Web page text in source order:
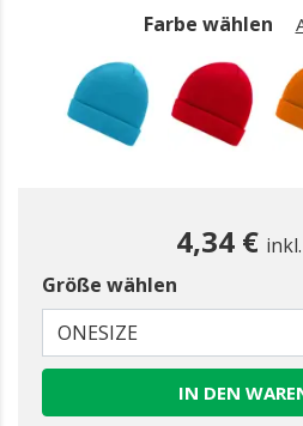
Farbe wählen
4,34 €
Größe wählen
ONESIZE
IN DEN